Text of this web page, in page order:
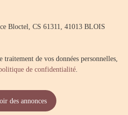
Bloctel, CS 61311, 41013 BLOIS
de vos données personnelles,
de confidentialité.
des annonces